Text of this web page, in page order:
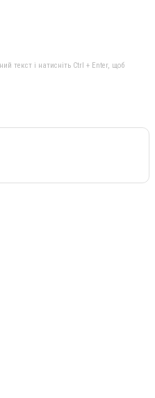
текст і натисніть Ctrl + Enter, щоб